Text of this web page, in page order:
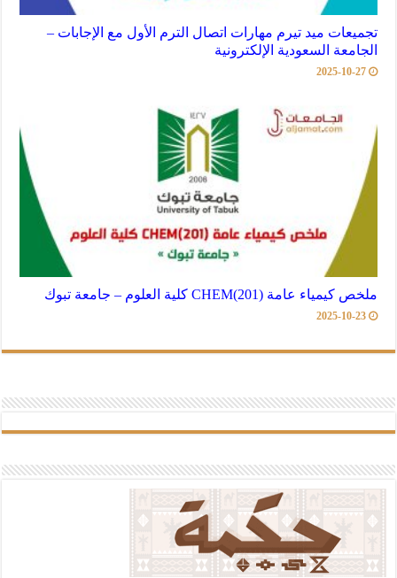
تجميعات ميد تيرم مهارات اتصال الترم الأول مع الإجابات –
الجامعة السعودية الإلكترونية
2025-10-27
ملخص كيمياء عامة (201)CHEM كلية العلوم – جامعة تبوك
2025-10-23